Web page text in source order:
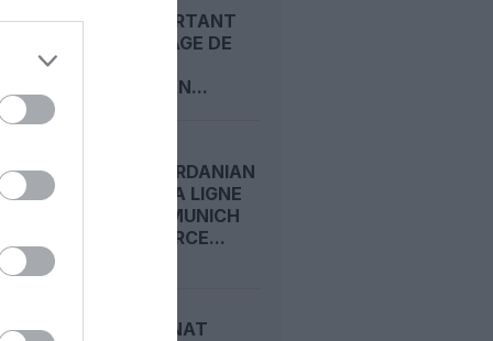
TRANSPORTANT
UN ÉQUIPAGE DE
JORDANIAN...
ROYAL JORDANIAN
ROUVRE LA LIGNE
AMMAN–MUNICH
ET RENFORCE...
LE SULTANAT